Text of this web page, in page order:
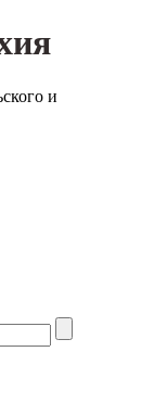
и